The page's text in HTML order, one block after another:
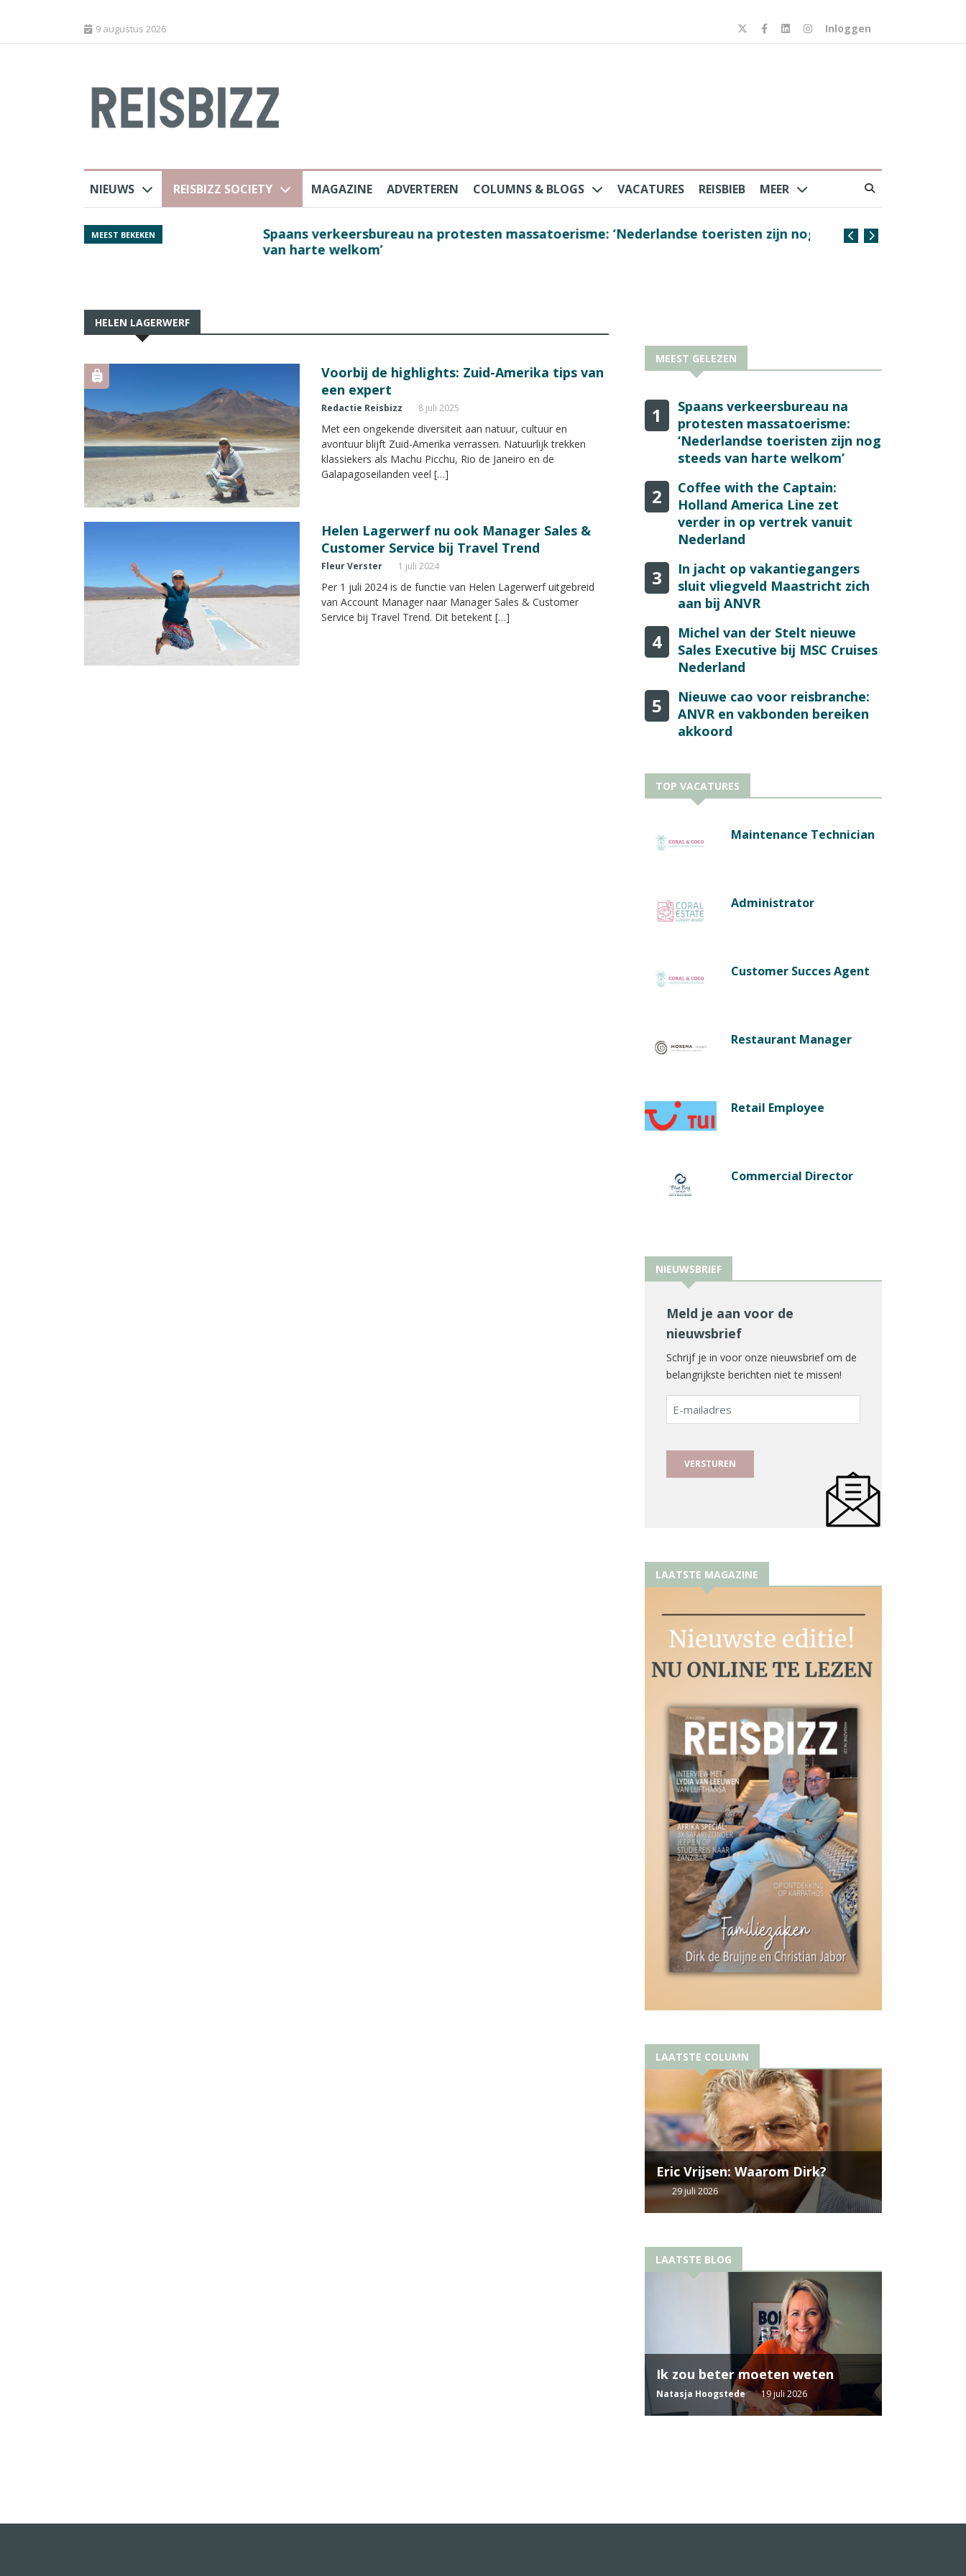
9 augustus 2026 Inloggen
NIEUWS REISBIZZ SOCIETY MAGAZINE ADVERTEREN COLUMNS & BLOGS VACATURES REISBIEB MEER
MEEST BEKEKEN
Spaans verkeersbureau na protesten massatoerisme: ‘Nederlandse toeristen zijn nog steeds
van harte welkom’
Coffee with the
HELEN LAGERWERF
Voorbij de highlights: Zuid-Amerika tips van
een expert
Redactie Reisbizz 8 juli 2025
Met een ongekende diversiteit aan natuur, cultuur en
avontuur blijft Zuid-Amerika verrassen. Natuurlijk trekken
klassiekers als Machu Picchu, Rio de Janeiro en de
Galapagoseilanden veel […]
Helen Lagerwerf nu ook Manager Sales &
Customer Service bij Travel Trend
Fleur Verster 1 juli 2024
Per 1 juli 2024 is de functie van Helen Lagerwerf uitgebreid
van Account Manager naar Manager Sales & Customer
Service bij Travel Trend. Dit betekent […]
MEEST GELEZEN
1
Spaans verkeersbureau na
protesten massatoerisme:
‘Nederlandse toeristen zijn nog
steeds van harte welkom’
2
Coffee with the Captain:
Holland America Line zet
verder in op vertrek vanuit
Nederland
3
In jacht op vakantiegangers
sluit vliegveld Maastricht zich
aan bij ANVR
4
Michel van der Stelt nieuwe
Sales Executive bij MSC Cruises
Nederland
5
Nieuwe cao voor reisbranche:
ANVR en vakbonden bereiken
akkoord
TOP VACATURES
Maintenance Technician
Administrator
Customer Succes Agent
Restaurant Manager
Retail Employee
Commercial Director
NIEUWSBRIEF
Meld je aan voor de
nieuwsbrief
Schrijf je in voor onze nieuwsbrief om de
belangrijkste berichten niet te missen!
E-
mailadres
LAATSTE MAGAZINE
LAATSTE COLUMN
Eric Vrijsen: Waarom Dirk?
29 juli 2026
LAATSTE BLOG
Ik zou beter moeten weten
Natasja Hoogstede 19 juli 2026